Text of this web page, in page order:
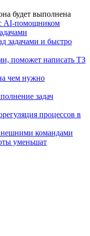
будет выполнена
AI-помощником
задачами и быстро
поможет написать ТЗ
чем нужно
задач
процессов в
командами
уменьшат